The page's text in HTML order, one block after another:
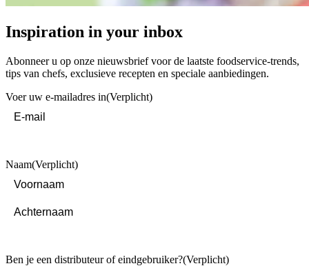
Inspiration in your inbox
Abonneer u op onze nieuwsbrief voor de laatste foodservice-trends,
tips van chefs, exclusieve recepten en speciale aanbiedingen.
Voer uw e-mailadres in(Verplicht)
Naam(Verplicht)
Ben je een distributeur of eindgebruiker?(Verplicht)